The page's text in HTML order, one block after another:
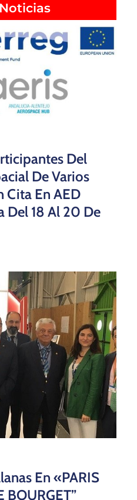
Del
De Varios
Cita En AED
Del 18 Al 20 De
En «PARIS
BOURGET”